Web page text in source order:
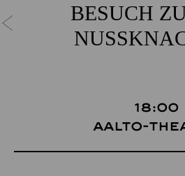
BESUCH
18:00
Aalto-